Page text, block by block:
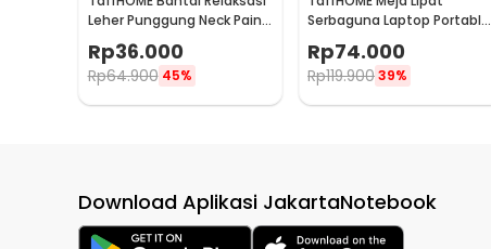
Leher Punggung Neck Pain
Relief - HBF001
Rp36.000
Rp64.900 45%
Serbaguna Laptop Portable
BO60
Rp74.000
Rp119.90039%
Download Aplikasi JakartaNotebook